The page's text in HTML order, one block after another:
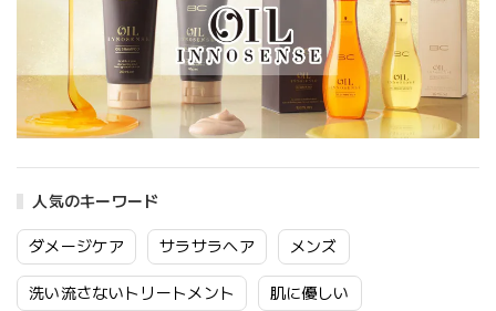
人気のキーワード
ダメージケア サラサラヘア メンズ
洗い流さないトリートメント 肌に優しい